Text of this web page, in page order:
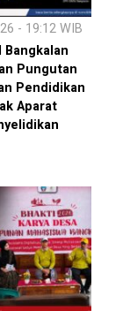
- 19:12 WIB
Bangkalan
Pungutan
Pendidikan
Aparat